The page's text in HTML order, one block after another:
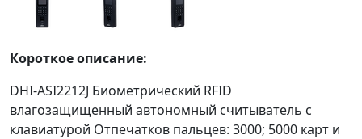
Короткое описание:
DHI-ASI2212J Биометрический RFID
влагозащищенный автономный считыватель с
клавиатурой Отпечатков пальцев: 3000; 5000 карт и